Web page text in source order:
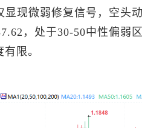
显现微弱修复信号，空头
，处于30-50中性偏弱
限。